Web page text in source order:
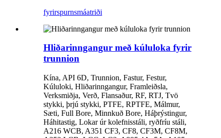
fyrirspurnsmáatriði
Hliðarinngangur með kúluloka fyrir
trunnion
Kína, API 6D, Trunnion, Fastur, Festur,
Kúluloki, Hliðarinngangur, Framleiðsla,
Verksmiðja, Verð, Flansaður, RF, RTJ, Tvö
stykki, þrjú stykki, PTFE, RPTFE, Málmur,
Sæti, Full Bore, Minnkuð Bore, Háþrýstingur,
Háhitastig, Lokar úr kolefnisstáli, ryðfríu stáli,
A216 WCB, A351 CF3, CF8, CF3M, CF8M,